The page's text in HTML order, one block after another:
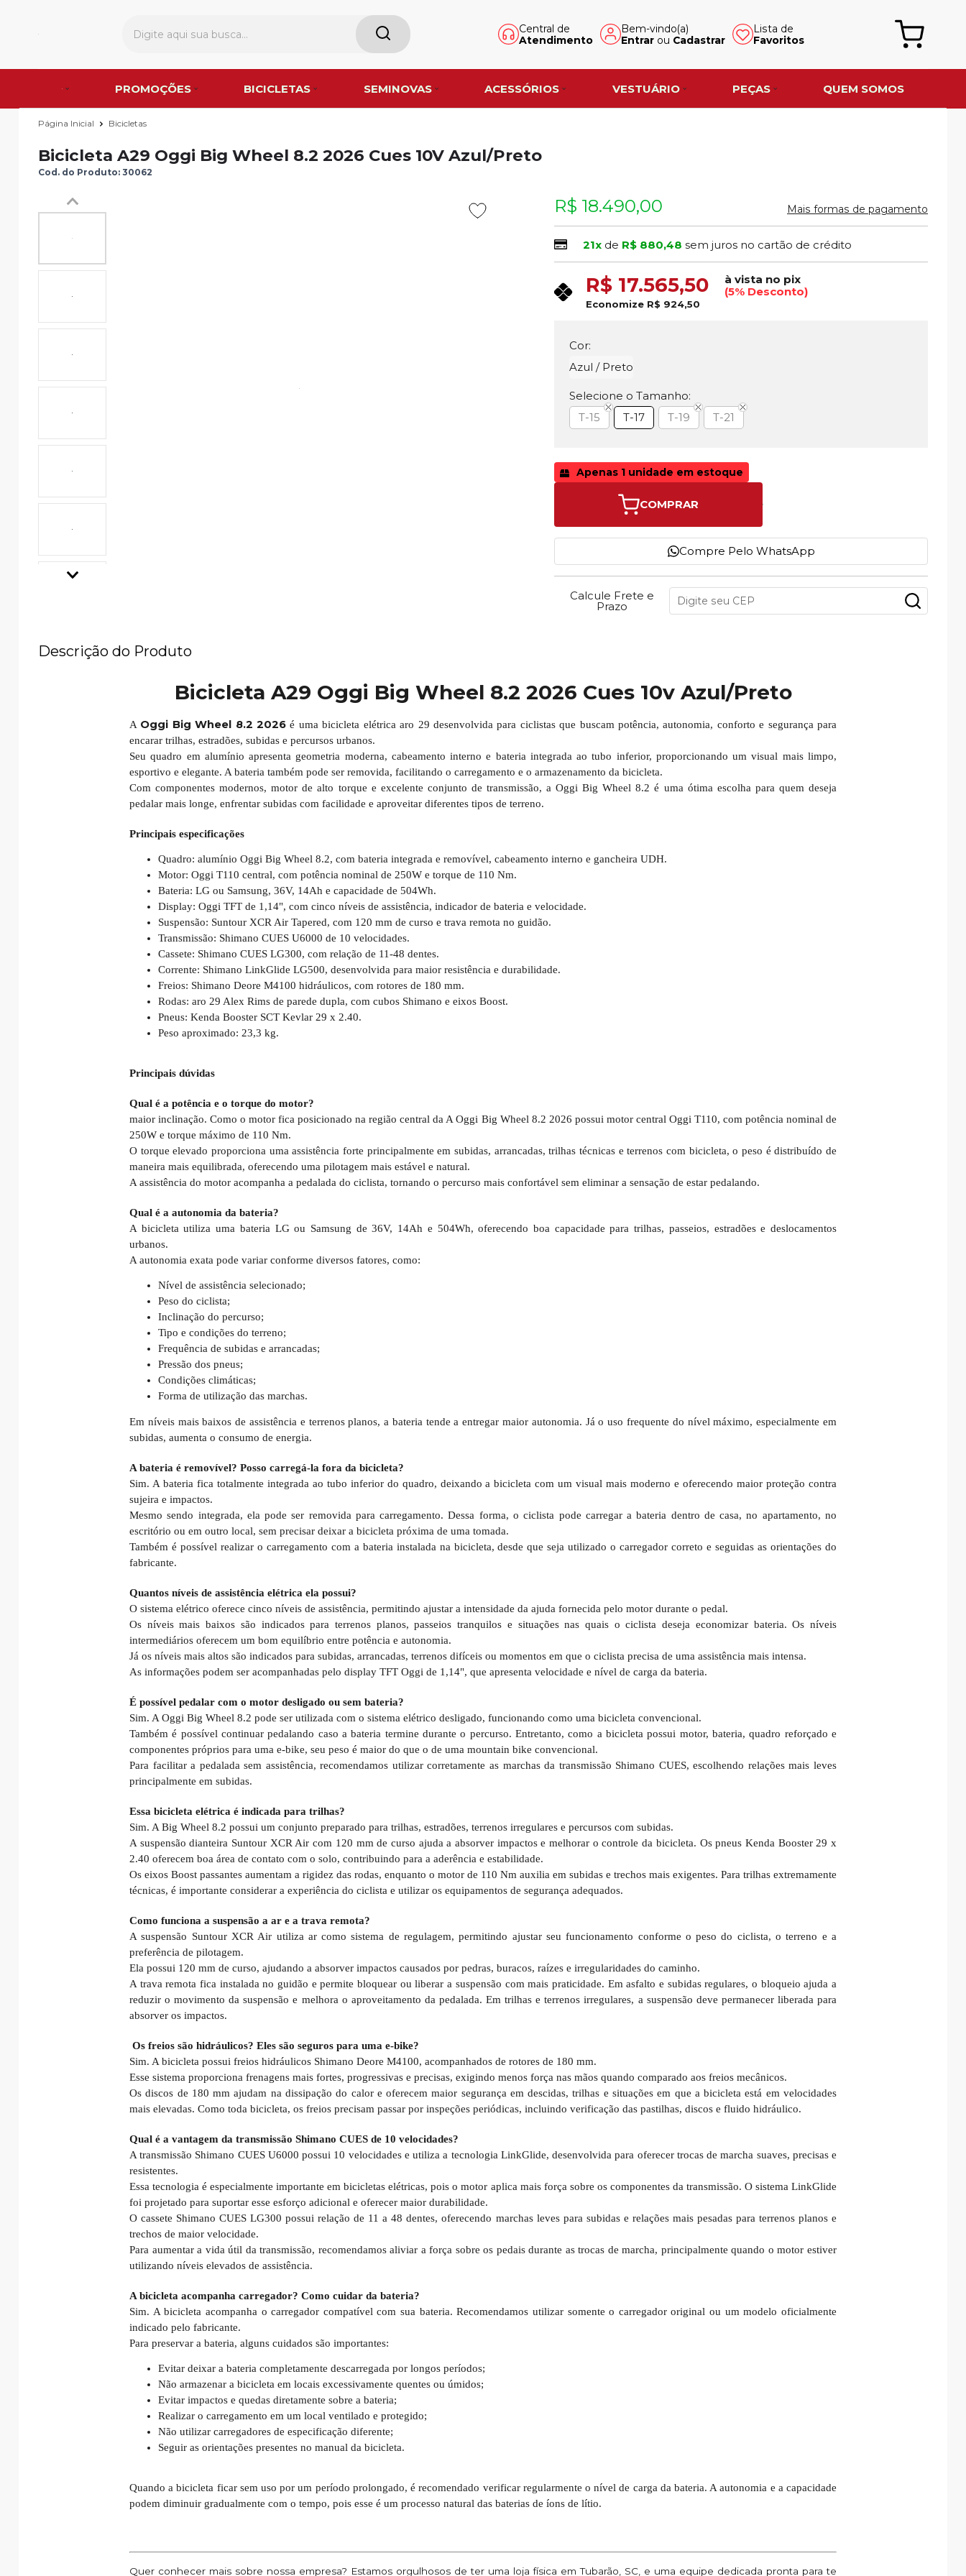
Central de
Atendimento
Bem-vindo(a)
Entrarou Cadastrar
Lista de
Favoritos
PROMOÇÕES BICICLETAS SEMINOVAS ACESSÓRIOS VESTUÁRIO PEÇAS QUEM SOMOS
Página Inicial Bicicletas
Bicicleta A29 Oggi Big Wheel 8.2 2026 Cues 10V Azul/Preto
Cod. do Produto: 30062
R$ 18.490,00 Mais formas de pagamento
21x de R$ 880,48 sem juros no cartão de crédito
R$ 17.565,50
à vista no pix
(5% Desconto)
Economize R$ 924,50
Cor:
Azul / Preto
Selecione o Tamanho:
T-15
T-17 T-19 T-21
Apenas 1 unidade em estoque
COMPRAR
Compre Pelo WhatsApp
Calcule Frete e
Prazo
Descrição do Produto
Bicicleta A29 Oggi Big Wheel 8.2 2026 Cues 10v Azul/Preto
A Oggi Big Wheel 8.2 2026 é uma bicicleta elétrica aro 29 desenvolvida para ciclistas que buscam potência, autonomia, conforto e segurança para
encarar trilhas, estradões, subidas e percursos urbanos.
Seu quadro em alumínio apresenta geometria moderna, cabeamento interno e bateria integrada ao tubo inferior, proporcionando um visual mais limpo,
esportivo e elegante. A bateria também pode ser removida, facilitando o carregamento e o armazenamento da bicicleta.
Com componentes modernos, motor de alto torque e excelente conjunto de transmissão, a Oggi Big Wheel 8.2 é uma ótima escolha para quem deseja
pedalar mais longe, enfrentar subidas com facilidade e aproveitar diferentes tipos de terreno.
Principais especificações
Quadro: alumínio Oggi Big Wheel 8.2, com bateria integrada e removível, cabeamento interno e gancheira UDH.
Motor: Oggi T110 central, com potência nominal de 250W e torque de 110 Nm.
Bateria: LG ou Samsung, 36V, 14Ah e capacidade de 504Wh.
Display: Oggi TFT de 1,14", com cinco níveis de assistência, indicador de bateria e velocidade.
Suspensão: Suntour XCR Air Tapered, com 120 mm de curso e trava remota no guidão.
Transmissão: Shimano CUES U6000 de 10 velocidades.
Cassete: Shimano CUES LG300, com relação de 11-48 dentes.
Corrente: Shimano LinkGlide LG500, desenvolvida para maior resistência e durabilidade.
Freios: Shimano Deore M4100 hidráulicos, com rotores de 180 mm.
Rodas: aro 29 Alex Rims de parede dupla, com cubos Shimano e eixos Boost.
Pneus: Kenda Booster SCT Kevlar 29 x 2.40.
Peso aproximado: 23,3 kg.
Principais dúvidas
Qual é a potência e o torque do motor?
maior inclinação. Como o motor fica posicionado na região central da A Oggi Big Wheel 8.2 2026 possui motor central Oggi T110, com potência nominal de
250W e torque máximo de 110 Nm.
O torque elevado proporciona uma assistência forte principalmente em subidas, arrancadas, trilhas técnicas e terrenos com bicicleta, o peso é distribuído de
maneira mais equilibrada, oferecendo uma pilotagem mais estável e natural.
A assistência do motor acompanha a pedalada do ciclista, tornando o percurso mais confortável sem eliminar a sensação de estar pedalando.
Qual é a autonomia da bateria?
A bicicleta utiliza uma bateria LG ou Samsung de 36V, 14Ah e 504Wh, oferecendo boa capacidade para trilhas, passeios, estradões e deslocamentos
urbanos.
A autonomia exata pode variar conforme diversos fatores, como:
Nível de assistência selecionado;
Peso do ciclista;
Inclinação do percurso;
Tipo e condições do terreno;
Frequência de subidas e arrancadas;
Pressão dos pneus;
Condições climáticas;
Forma de utilização das marchas.
Em níveis mais baixos de assistência e terrenos planos, a bateria tende a entregar maior autonomia. Já o uso frequente do nível máximo, especialmente em
subidas, aumenta o consumo de energia.
A bateria é removível? Posso carregá-la fora da bicicleta?
Sim. A bateria fica totalmente integrada ao tubo inferior do quadro, deixando a bicicleta com um visual mais moderno e oferecendo maior proteção contra
sujeira e impactos.
Mesmo sendo integrada, ela pode ser removida para carregamento. Dessa forma, o ciclista pode carregar a bateria dentro de casa, no apartamento, no
escritório ou em outro local, sem precisar deixar a bicicleta próxima de uma tomada.
Também é possível realizar o carregamento com a bateria instalada na bicicleta, desde que seja utilizado o carregador correto e seguidas as orientações do
fabricante.
Quantos níveis de assistência elétrica ela possui?
O sistema elétrico oferece cinco níveis de assistência, permitindo ajustar a intensidade da ajuda fornecida pelo motor durante o pedal.
Os níveis mais baixos são indicados para terrenos planos, passeios tranquilos e situações nas quais o ciclista deseja economizar bateria. Os níveis
intermediários oferecem um bom equilíbrio entre potência e autonomia.
Já os níveis mais altos são indicados para subidas, arrancadas, terrenos difíceis ou momentos em que o ciclista precisa de uma assistência mais intensa.
As informações podem ser acompanhadas pelo display TFT Oggi de 1,14", que apresenta velocidade e nível de carga da bateria.
É possível pedalar com o motor desligado ou sem bateria?
Sim. A Oggi Big Wheel 8.2 pode ser utilizada com o sistema elétrico desligado, funcionando como uma bicicleta convencional.
Também é possível continuar pedalando caso a bateria termine durante o percurso. Entretanto, como a bicicleta possui motor, bateria, quadro reforçado e
componentes próprios para uma e-bike, seu peso é maior do que o de uma mountain bike convencional.
Para facilitar a pedalada sem assistência, recomendamos utilizar corretamente as marchas da transmissão Shimano CUES, escolhendo relações mais leves
principalmente em subidas.
Essa bicicleta elétrica é indicada para trilhas?
Sim. A Big Wheel 8.2 possui um conjunto preparado para trilhas, estradões, terrenos irregulares e percursos com subidas.
A suspensão dianteira Suntour XCR Air com 120 mm de curso ajuda a absorver impactos e melhorar o controle da bicicleta. Os pneus Kenda Booster 29 x
2.40 oferecem boa área de contato com o solo, contribuindo para a aderência e estabilidade.
Os eixos Boost passantes aumentam a rigidez das rodas, enquanto o motor de 110 Nm auxilia em subidas e trechos mais exigentes. Para trilhas extremamente
técnicas, é importante considerar a experiência do ciclista e utilizar os equipamentos de segurança adequados.
Como funciona a suspensão a ar e a trava remota?
A suspensão Suntour XCR Air utiliza ar como sistema de regulagem, permitindo ajustar seu funcionamento conforme o peso do ciclista, o terreno e a
preferência de pilotagem.
Ela possui 120 mm de curso, ajudando a absorver impactos causados por pedras, buracos, raízes e irregularidades do caminho.
A trava remota fica instalada no guidão e permite bloquear ou liberar a suspensão com mais praticidade. Em asfalto e subidas regulares, o bloqueio ajuda a
reduzir o movimento da suspensão e melhora o aproveitamento da pedalada. Em trilhas e terrenos irregulares, a suspensão deve permanecer liberada para
absorver os impactos.
Os freios são hidráulicos? Eles são seguros para uma e-bike?
Sim. A bicicleta possui freios hidráulicos Shimano Deore M4100, acompanhados de rotores de 180 mm.
Esse sistema proporciona frenagens mais fortes, progressivas e precisas, exigindo menos força nas mãos quando comparado aos freios mecânicos.
Os discos de 180 mm ajudam na dissipação do calor e oferecem maior segurança em descidas, trilhas e situações em que a bicicleta está em velocidades
mais elevadas. Como toda bicicleta, os freios precisam passar por inspeções periódicas, incluindo verificação das pastilhas, discos e fluido hidráulico.
Qual é a vantagem da transmissão Shimano CUES de 10 velocidades?
A transmissão Shimano CUES U6000 possui 10 velocidades e utiliza a tecnologia LinkGlide, desenvolvida para oferecer trocas de marcha suaves, precisas e
resistentes.
Essa tecnologia é especialmente importante em bicicletas elétricas, pois o motor aplica mais força sobre os componentes da transmissão. O sistema LinkGlide
foi projetado para suportar esse esforço adicional e oferecer maior durabilidade.
O cassete Shimano CUES LG300 possui relação de 11 a 48 dentes, oferecendo marchas leves para subidas e relações mais pesadas para terrenos planos e
trechos de maior velocidade.
Para aumentar a vida útil da transmissão, recomendamos aliviar a força sobre os pedais durante as trocas de marcha, principalmente quando o motor estiver
utilizando níveis elevados de assistência.
A bicicleta acompanha carregador? Como cuidar da bateria?
Sim. A bicicleta acompanha o carregador compatível com sua bateria. Recomendamos utilizar somente o carregador original ou um modelo oficialmente
indicado pelo fabricante.
Para preservar a bateria, alguns cuidados são importantes:
Evitar deixar a bateria completamente descarregada por longos períodos;
Não armazenar a bicicleta em locais excessivamente quentes ou úmidos;
Evitar impactos e quedas diretamente sobre a bateria;
Realizar o carregamento em um local ventilado e protegido;
Não utilizar carregadores de especificação diferente;
Seguir as orientações presentes no manual da bicicleta.
Quando a bicicleta ficar sem uso por um período prolongado, é recomendado verificar regularmente o nível de carga da bateria. A autonomia e a capacidade
podem diminuir gradualmente com o tempo, pois esse é um processo natural das baterias de íons de lítio.
Quer conhecer mais sobre nossa empresa? Estamos orgulhosos de ter uma loja física em Tubarão, SC, e uma equipe dedicada pronta para te